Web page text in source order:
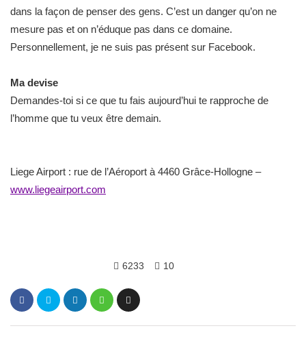
dans la façon de penser des gens. C’est un danger qu’on ne
mesure pas et on n’éduque pas dans ce domaine.
Personnellement, je ne suis pas présent sur Facebook.
Ma devise
Demandes-toi si ce que tu fais aujourd’hui te rapproche de
l’homme que tu veux être demain.
Liege Airport : rue de l’Aéroport à 4460 Grâce-Hollogne –
www.liegeairport.com
6233 10